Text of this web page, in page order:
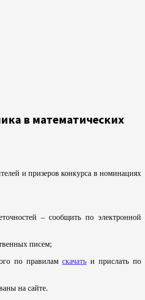
в математических
и призеров конкурса в номинациях
– сообщить по электронной
писем;
по правиламскачать и прислать по
на сайте.